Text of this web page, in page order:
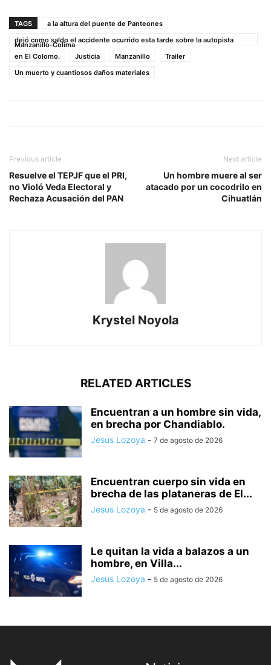
TAGS
a la altura del puente de Panteones
dejó como saldo el accidente ocurrido esta tarde sobre la autopista
Manzanillo-Colima
en El Colomo.
Justicia Manzanillo
Trailer
Un muerto y cuantiosos daños materiales
Previous article
Resuelve el TEPJF que el PRI,
no Violó Veda Electoral y
Rechaza Acusación del PAN
Next article
Un hombre muere al ser
atacado por un cocodrilo en
Cihuatlán
Krystel Noyola
RELATED ARTICLES
Encuentran a un hombre sin vida,
en brecha por Chandiablo.
Jesus Lozoya - 7 de agosto de 2026
Encuentran cuerpo sin vida en
brecha de las plataneras de El...
Jesus Lozoya - 5 de agosto de 2026
Le quitan la vida a balazos a un
hombre, en Villa...
Jesus Lozoya - 5 de agosto de 2026